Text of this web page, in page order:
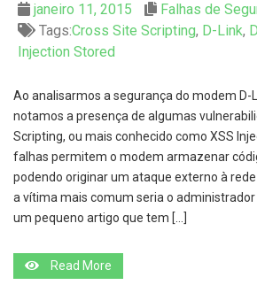
janeiro 11, 2015
Falhas de
Tags:Cross Site Scripting, D-Link,
Injection Stored
Ao analisarmos a segurança do modem D-
notamos a presença de algumas
Scripting, ou mais conhecido como XSS
falhas permitem o modem armazenar
podendo originar um ataque externo à
a vítima mais comum seria o
um pequeno artigo que tem […]
Read More